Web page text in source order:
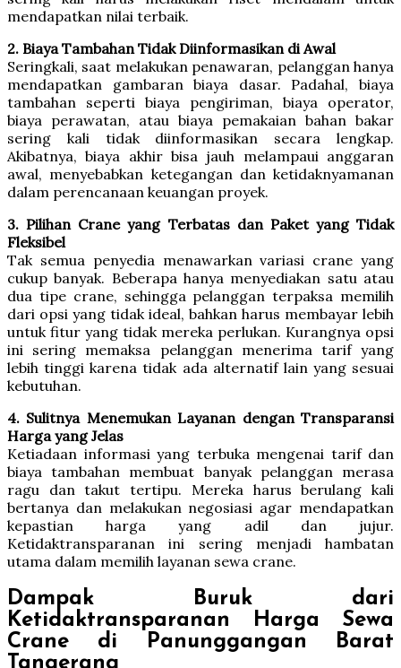
mendapatkan nilai terbaik.
2. Biaya Tambahan Tidak Diinformasikan di Awal
Seringkali, saat melakukan penawaran, pelanggan hanya
mendapatkan gambaran biaya dasar. Padahal, biaya
tambahan seperti biaya pengiriman, biaya operator,
biaya perawatan, atau biaya pemakaian bahan bakar
sering kali tidak diinformasikan secara lengkap.
Akibatnya, biaya akhir bisa jauh melampaui anggaran
awal, menyebabkan ketegangan dan ketidaknyamanan
dalam perencanaan keuangan proyek.
3. Pilihan Crane yang Terbatas dan Paket yang Tidak
Fleksibel
Tak semua penyedia menawarkan variasi crane yang
cukup banyak. Beberapa hanya menyediakan satu atau
dua tipe crane, sehingga pelanggan terpaksa memilih
dari opsi yang tidak ideal, bahkan harus membayar lebih
untuk fitur yang tidak mereka perlukan. Kurangnya opsi
ini sering memaksa pelanggan menerima tarif yang
lebih tinggi karena tidak ada alternatif lain yang sesuai
kebutuhan.
4. Sulitnya Menemukan Layanan dengan Transparansi
Harga yang Jelas
Ketiadaan informasi yang terbuka mengenai tarif dan
biaya tambahan membuat banyak pelanggan merasa
ragu dan takut tertipu. Mereka harus berulang kali
bertanya dan melakukan negosiasi agar mendapatkan
kepastian harga yang adil dan jujur.
Ketidaktransparanan ini sering menjadi hambatan
utama dalam memilih layanan sewa crane.
Dampak Buruk dari
Ketidaktransparanan Harga Sewa
Crane di Panunggangan Barat
Tangerang